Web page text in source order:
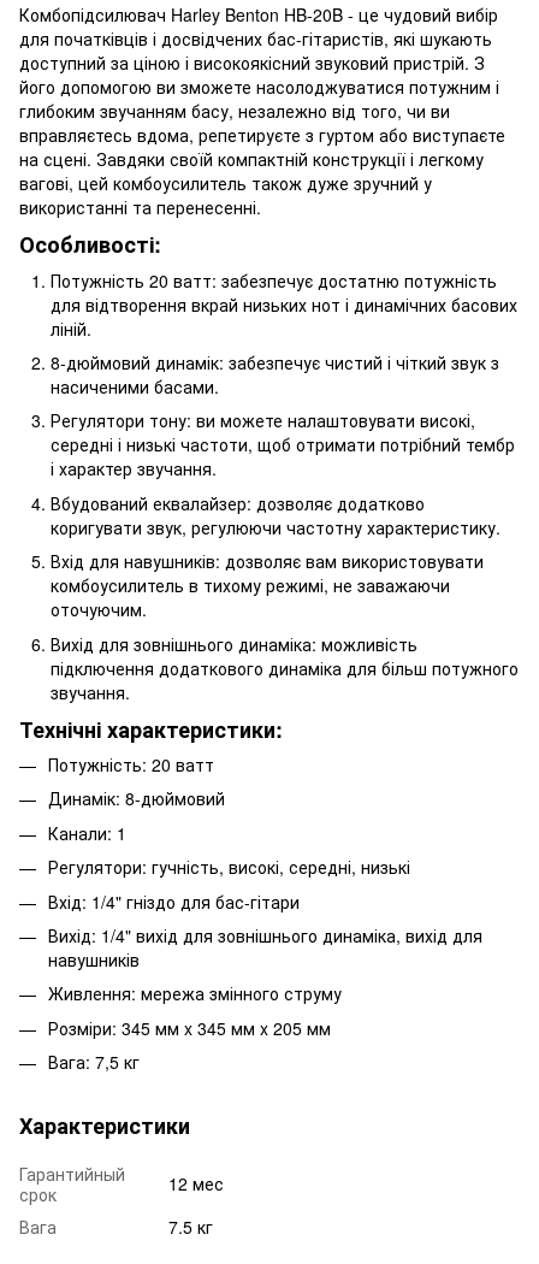
Комбопідсилювач Harley Benton HB-20B - це чудовий вибір
для початківців і досвідчених бас-гітаристів, які шукають
доступний за ціною і високоякісний звуковий пристрій. З
його допомогою ви зможете насолоджуватися потужним і
глибоким звучанням басу, незалежно від того, чи ви
вправляєтесь вдома, репетируєте з гуртом або виступаєте
на сцені. Завдяки своїй компактній конструкції і легкому
вагові, цей комбоусилитель також дуже зручний у
використанні та перенесенні.
Особливості:
Потужність 20 ватт: забезпечує достатню потужність
для відтворення вкрай низьких нот і динамічних басових
ліній.
8-дюймовий динамік: забезпечує чистий і чіткий звук з
насиченими басами.
Регулятори тону: ви можете налаштовувати високі,
середні і низькі частоти, щоб отримати потрібний тембр
і характер звучання.
Вбудований еквалайзер: дозволяє додатково
коригувати звук, регулюючи частотну характеристику.
Вхід для навушників: дозволяє вам використовувати
комбоусилитель в тихому режимі, не заважаючи
оточуючим.
Вихід для зовнішнього динаміка: можливість
підключення додаткового динаміка для більш потужного
звучання.
Технічні характеристики:
Потужність: 20 ватт
Динамік: 8-дюймовий
Канали: 1
Регулятори: гучність, високі, середні, низькі
Вхід: 1/4" гніздо для бас-гітари
Вихід: 1/4" вихід для зовнішнього динаміка, вихід для
навушників
Живлення: мережа змінного струму
Розміри: 345 мм x 345 мм x 205 мм
Вага: 7,5 кг
Характеристики
Гарантийный
срок
12 мес
Вага
7.5 кг